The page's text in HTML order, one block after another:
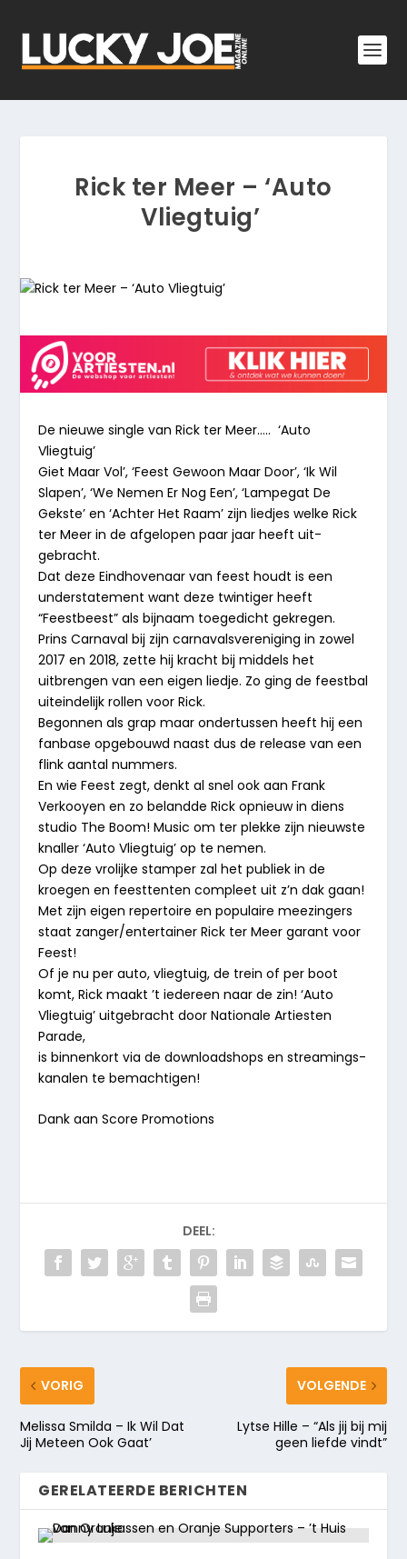
Rick ter Meer – ‘Auto
Vliegtuig’
De nieuwe single van Rick ter Meer….. ‘Auto
Vliegtuig’
Giet Maar Vol’, ‘Feest Gewoon Maar Door’, ‘Ik Wil
Slapen’, ‘We Nemen Er Nog Een’, ‘Lampegat De
Gekste’ en ‘Achter Het Raam’ zijn liedjes welke Rick
ter Meer in de afgelopen paar jaar heeft uit-
gebracht.
Dat deze Eindhovenaar van feest houdt is een
understatement want deze twintiger heeft
“Feestbeest” als bijnaam toegedicht gekregen.
Prins Carnaval bij zijn carnavalsvereniging in zowel
2017 en 2018, zette hij kracht bij middels het
uitbrengen van een eigen liedje. Zo ging de feestbal
uiteindelijk rollen voor Rick.
Begonnen als grap maar ondertussen heeft hij een
fanbase opgebouwd naast dus de release van een
flink aantal nummers.
En wie Feest zegt, denkt al snel ook aan Frank
Verkooyen en zo belandde Rick opnieuw in diens
studio The Boom! Music om ter plekke zijn nieuwste
knaller ‘Auto Vliegtuig’ op te nemen.
Op deze vrolijke stamper zal het publiek in de
kroegen en feesttenten compleet uit z’n dak gaan!
Met zijn eigen repertoire en populaire meezingers
staat zanger/entertainer Rick ter Meer garant voor
Feest!
Of je nu per auto, vliegtuig, de trein of per boot
komt, Rick maakt ’t iedereen naar de zin! ‘Auto
Vliegtuig’ uitgebracht door Nationale Artiesten
Parade,
is binnenkort via de downloadshops en streamings-
kanalen te bemachtigen!
Dank aan Score Promotions
DEEL:
VORIG
Melissa Smilda – Ik Wil Dat
Jij Meteen Ook Gaat’
VOLGENDE
Lytse Hille – “Als jij bij mij
geen liefde vindt”
GERELATEERDE BERICHTEN